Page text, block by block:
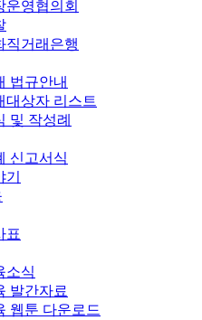
운영협의회
직거래은행
법규안내
대상자 리스트
및 작성례
신고서식
표
소식
발간자료
웹툰 다운로드